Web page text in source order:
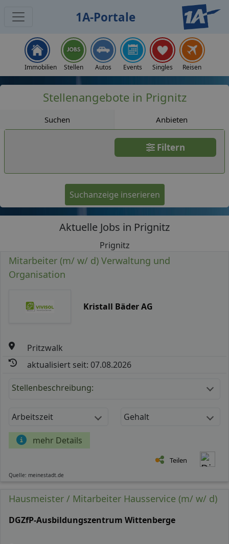
1A-Portale
Immobilien Stellen Autos Events Singles Reisen
Stellenangebote in Prignitz
Suchen Anbieten
Filtern
Suchanzeige inserieren
Aktuelle Jobs in Prignitz
Prignitz
Mitarbeiter (m/ w/ d) Verwaltung und
Organisation
Kristall Bäder AG
Pritzwalk
aktualisiert seit: 07.08.2026
Stellenbeschreibung:
Arbeitszeit Gehalt
mehr Details
Teilen
Quelle: meinestadt.de
Hausmeister / Mitarbeiter Hausservice (m/ w/ d)
DGZfP-Ausbildungszentrum Wittenberge